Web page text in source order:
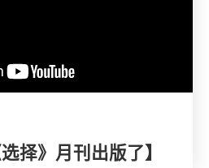
择》月刊出版了】